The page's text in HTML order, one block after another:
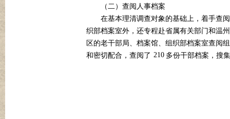
（二）查阅人事档案
在基本理清调查对象的基础上，着手查
织部档案室外，还专程赴省属有关部门和温
区的老干部局、档案馆、组织部档案室查阅
和密切配合，查阅了 210 多份干部档案，搜